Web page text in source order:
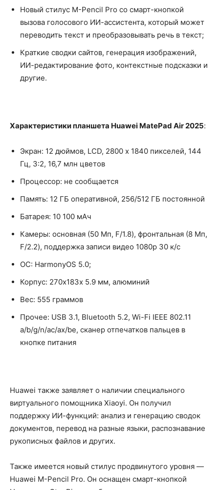
Новый стилус M-Pencil Pro со смарт-кнопкой
вызова голосового ИИ-ассистента, который может
переводить текст и преобразовывать речь в текст;
Краткие сводки сайтов, генерация изображений,
ИИ-редактирование фото, контекстные подсказки и
другие.
Характеристики планшета Huawei MatePad Air 2025:
Экран: 12 дюймов, LCD, 2800 х 1840 пикселей, 144
Гц, 3:2, 16,7 млн цветов
Процессор: не сообщается
Память: 12 ГБ оперативной, 256/512 ГБ постоянной
Батарея: 10 100 мАч
Камеры: основная (50 Мп, F/1.8), фронтальная (8 Мп,
F/2.2), поддержка записи видео 1080p 30 к/с
ОС: HarmonyOS 5.0;
Корпус: 270х183х 5.9 мм, алюминий
Вес: 555 граммов
Прочее: USB 3.1, Bluetooth 5.2, Wi-Fi IEEE 802.11
a/b/g/n/ac/ax/be, сканер отпечатков пальцев в
кнопке питания
Huawei также заявляет о наличии специального
виртуального помощника Xiaoyi. Он получил
поддержку ИИ-функций: анализ и генерацию сводок
документов, перевод на разные языки, распознавание
рукописных файлов и других.
Также имеется новый стилус продвинутого уровня —
Huawei M-Pencil Pro. Он оснащен смарт-кнопкой